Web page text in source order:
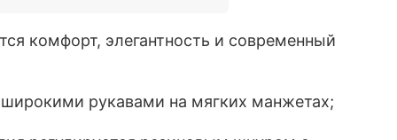
комфорт, элегантность и современный
рукавами на мягких манжетах;